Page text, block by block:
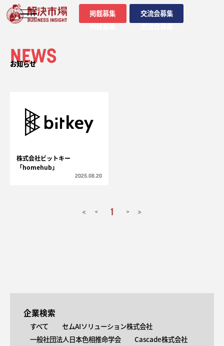
掲載募集
掲載募集
交流会募集
交流会募集
NEWS
お知らせ
株式会社ビットキー
「homehub」
2025.08.20
≪ < 1 > ≫
企業検索
すべて
セムAIソリューション株式会社
一般社団法人日本色相推命学会
Cascade株式会社